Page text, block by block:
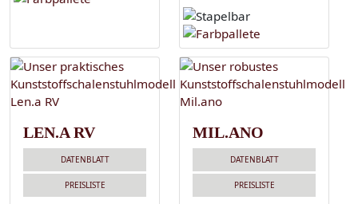
LEN.A RV
DATENBLATT
PREISLISTE
MIL.ANO
DATENBLATT
PREISLISTE